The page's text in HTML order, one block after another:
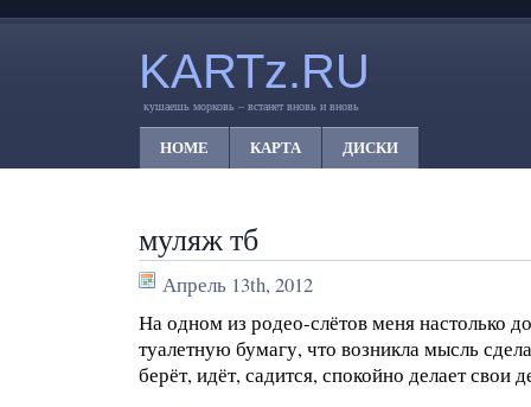
KARTz.RU
кушаешь морковь – встанет вновь и вновь
HOME КАРТА ДИСКИ
муляж тб
Апрель 13th, 2012
На одном из родео-слётов меня настолько
туалетную бумагу, что возникла мысль
берёт, идёт, садится, спокойно делает